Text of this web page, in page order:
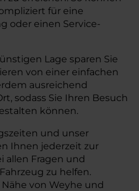
für eine
oder einen Service-
Lage sparen Sie
von einer einfachen
ausreichend
sodass Sie Ihren Besuch
können.
und unser
Ihnen jederzeit zur
allen Fragen und
zu helfen.
von Weyhe und